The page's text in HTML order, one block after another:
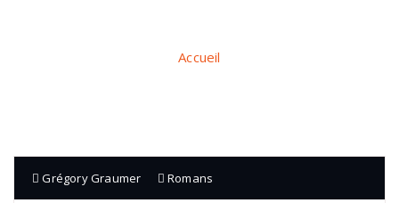
Accueil
Grégory Graumer Romans